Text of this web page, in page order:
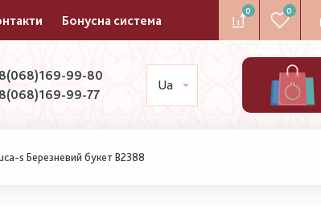
Бонусна система
0 0
99-80
99-77
Ua
s Березневий букет В2388